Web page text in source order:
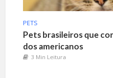
PETS
Pets brasileiros que
dos americanos
3 Min Leitura